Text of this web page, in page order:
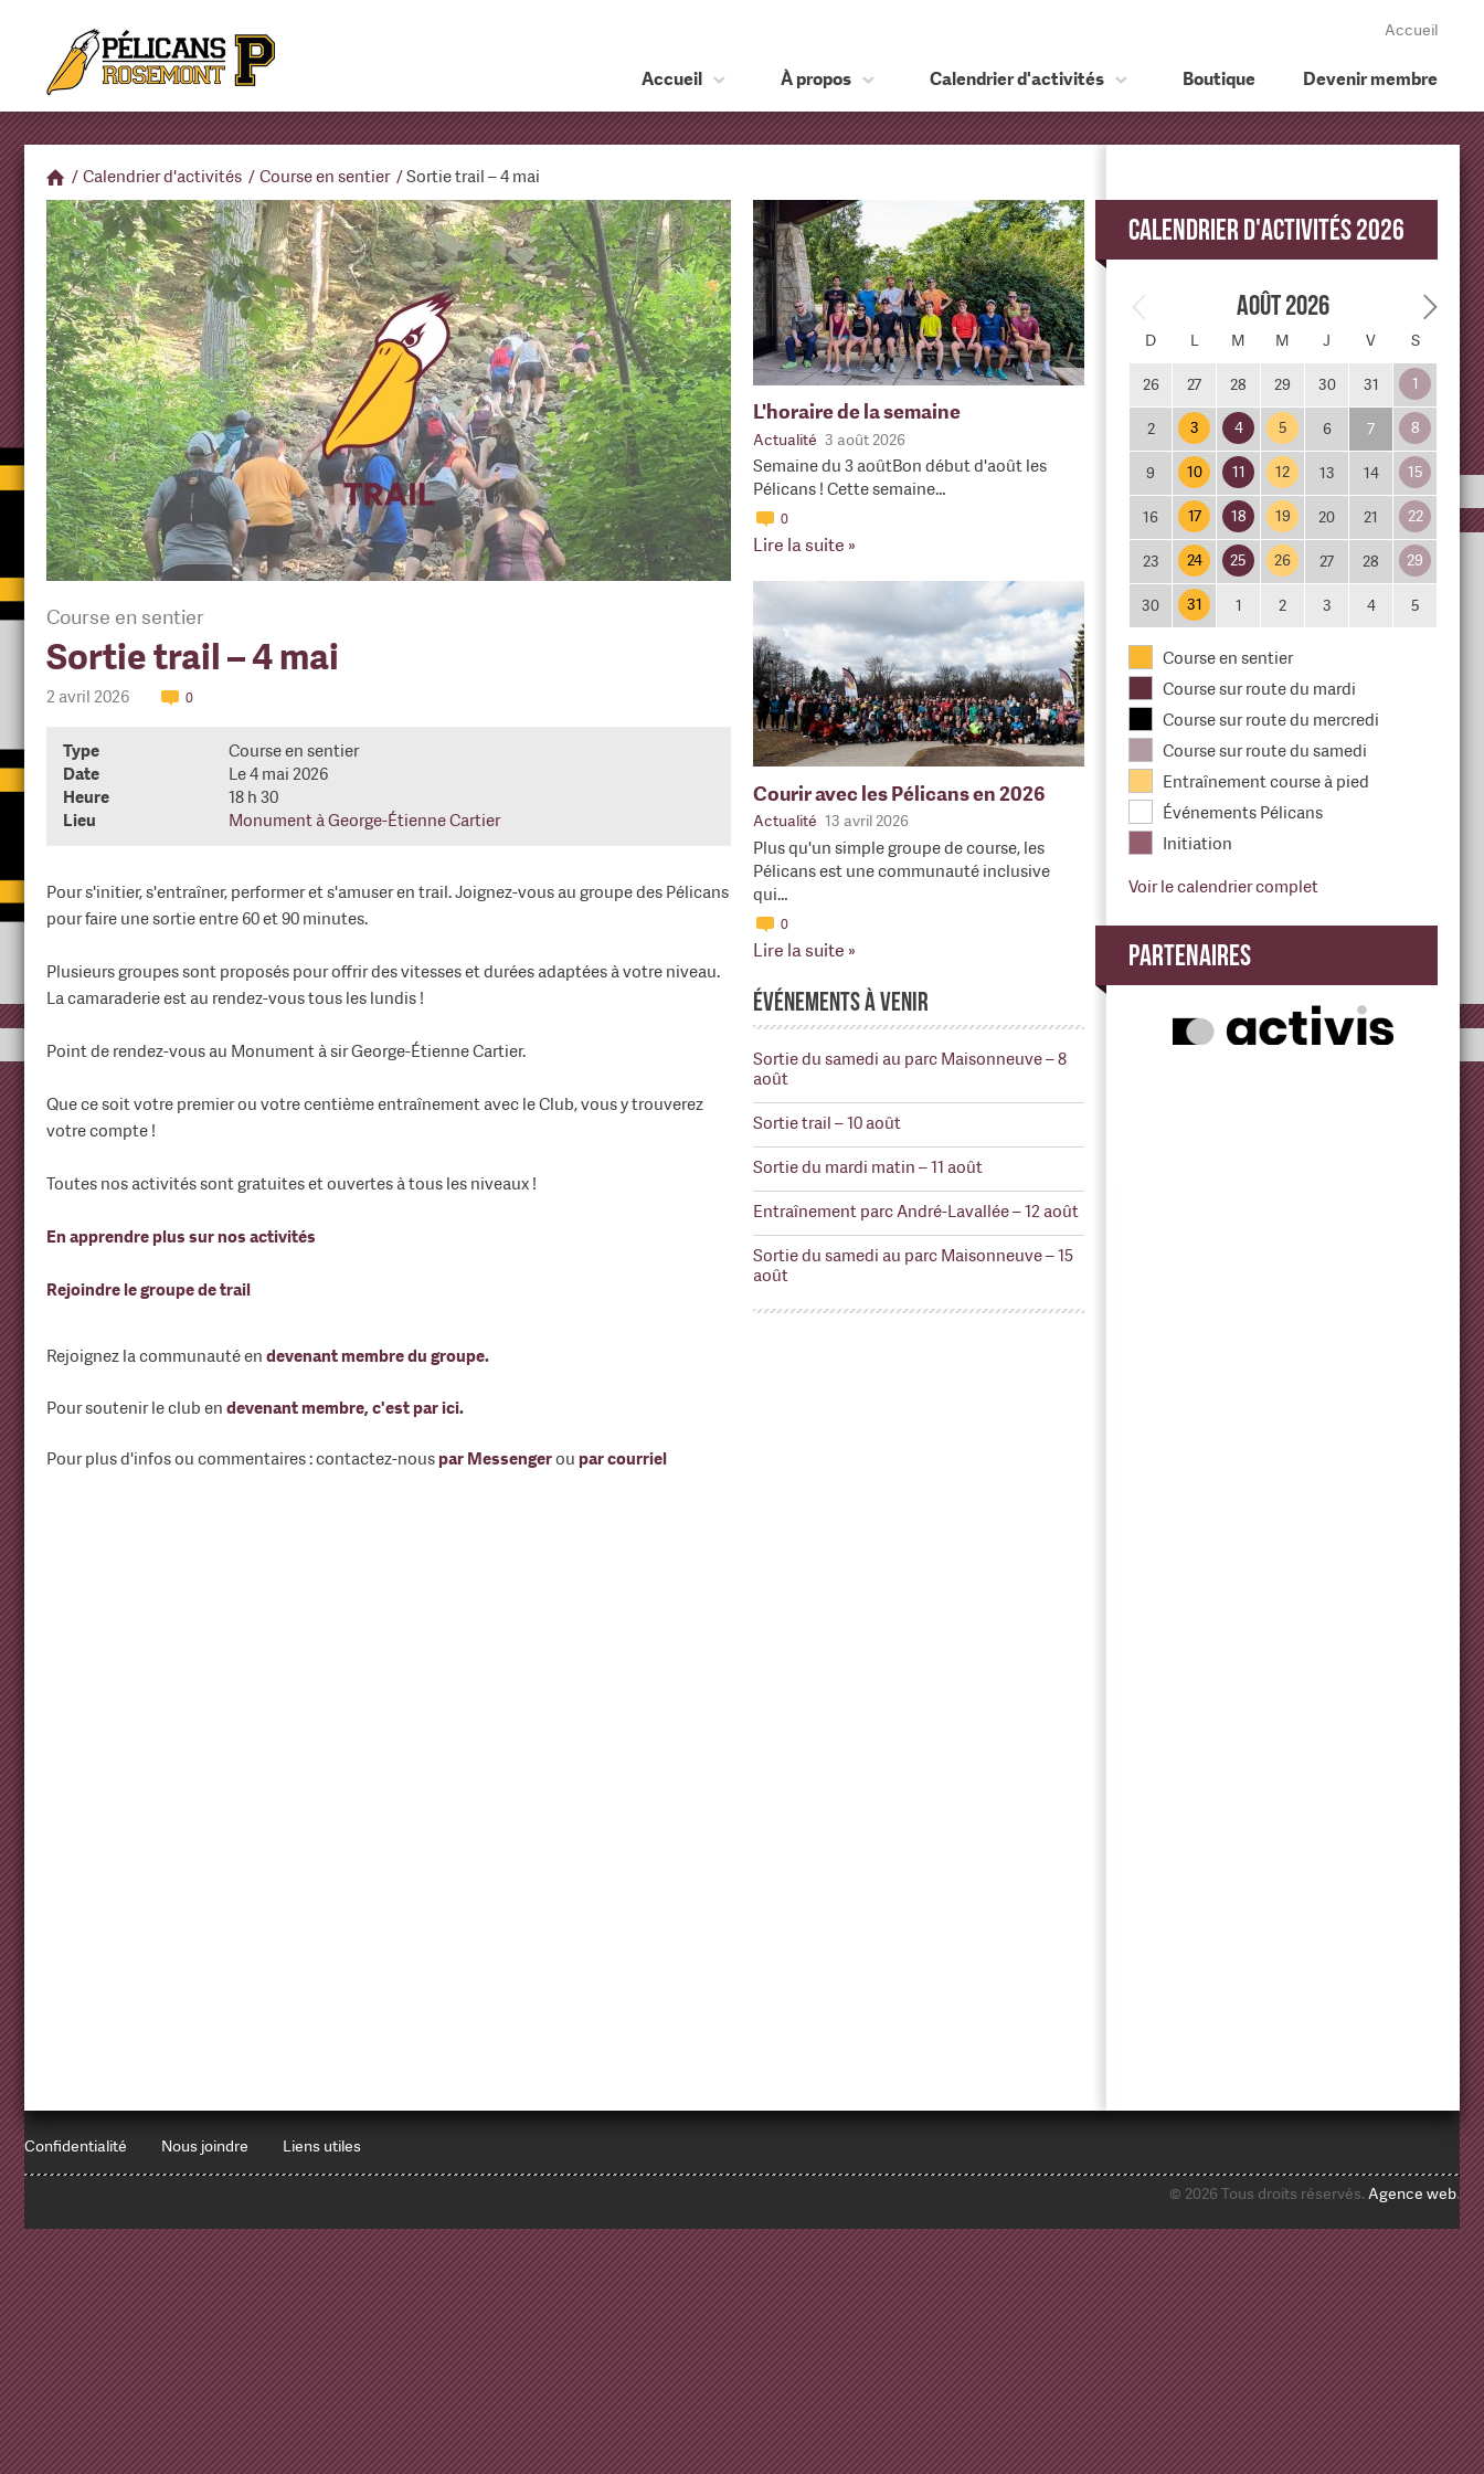
Accueil
Accueil À propos Calendrier d'activités Boutique Devenir membre
/ Calendrier d'activités / Course en sentier /Sortie trail – 4 mai
L'horaire de la semaine
Actualité 3 août 2026
Semaine du 3 aoûtBon début d'août les
Pélicans ! Cette semaine…
0
Lire la suite »
Courir avec les Pélicans en 2026
Actualité 13 avril 2026
Plus qu'un simple groupe de course, les
Pélicans est une communauté inclusive
qui…
0
Lire la suite »
Événements à venir
Sortie du samedi au parc Maisonneuve – 8
août
Sortie trail – 10 août
Sortie du mardi matin – 11 août
Entraînement parc André-Lavallée – 12 août
Sortie du samedi au parc Maisonneuve – 15
août
Course en sentier
Sortie trail – 4 mai
2 avril 2026 0
Type
Course en sentier
Date
Le 4 mai 2026
Heure
18 h 30
Lieu
Monument à George-Étienne Cartier
Pour s'initier, s'entraîner, performer et s'amuser en trail. Joignez-vous au groupe des Pélicans
pour faire une sortie entre 60 et 90 minutes.
Plusieurs groupes sont proposés pour offrir des vitesses et durées adaptées à votre niveau.
La camaraderie est au rendez-vous tous les lundis !
Point de rendez-vous au Monument à sir George-Étienne Cartier.
Que ce soit votre premier ou votre centième entraînement avec le Club, vous y trouverez
votre compte !
Toutes nos activités sont gratuites et ouvertes à tous les niveaux !
En apprendre plus sur nos activités
Rejoindre le groupe de trail
Rejoignez la communauté en devenant membre du groupe.
Pour soutenir le club en devenant membre, c'est par ici.
Pour plus d'infos ou commentaires : contactez-nous par Messengerou par courriel
Calendrier d'activités 2026
Août 2026
D L M M J V S
26 27 28 29 30 31 1
2 3 4 5 6 7 8
9 10 11 12 13 14 15
16 17 18 19 20 21 22
23 24 25 26 27 28 29
30 31 1 2 3 4 5
Course en sentier
Course sur route du mardi
Course sur route du mercredi
Course sur route du samedi
Entraînement course à pied
Événements Pélicans
Initiation
Voir le calendrier complet
Partenaires
Confidentialité Nous joindre Liens utiles
© 2026 Tous droits réservés. Agence web.